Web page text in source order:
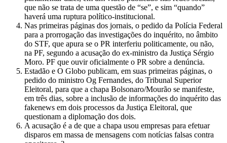
que não se trata de uma questão de “se”, e sim “quando”
haverá uma ruptura político-institucional.
Nas primeiras páginas dos jornais, o pedido da Polícia Federal
para a prorrogação das investigações do inquérito, no âmbito
do STF, que apura se o PR interferiu politicamente, ou não,
na PF, segundo a acusação do ex-ministro da Justiça Sérgio
Moro. PF que ouvir oficialmente o PR sobre a denúncia.
Estadão e O Globo publicam, em suas primeiras páginas, o
pedido do ministro Og Fernandes, do Tribunal Superior
Eleitoral, para que a chapa Bolsonaro/Mourão se manifeste,
em três dias, sobre a inclusão de informações do inquérito das
fakenews em dois processos da Justiça Eleitoral, que
questionam a diplomação dos dois.
A acusação é a de que a chapa usou empresas para efetuar
disparos em massa de mensagens com notícias falsas contra